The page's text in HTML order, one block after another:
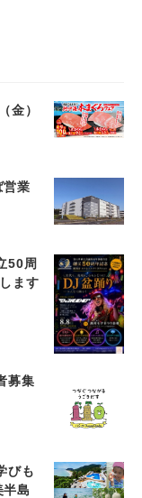
金）
営業
50周
ます
募集
びも
島